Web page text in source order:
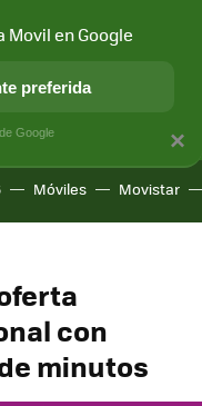
APLICACIONES
Móviles Movistar
con
minutos
×
Movil en Google
preferida
Google